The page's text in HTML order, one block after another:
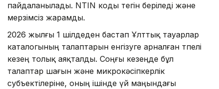
пайдаланылады. NTIN коды тегін беріледі және
мерзімсіз жарамды.
2026 жылғы 1 шілдеден бастап Ұлттық тауарлар
каталогының талаптарын енгізуге арналған өтпелі
кезең толық аяқталды. Соңғы кезеңде бұл
талаптар шағын және микрокәсіпкерлік
субъектілеріне, оның ішінде үй маңындағы